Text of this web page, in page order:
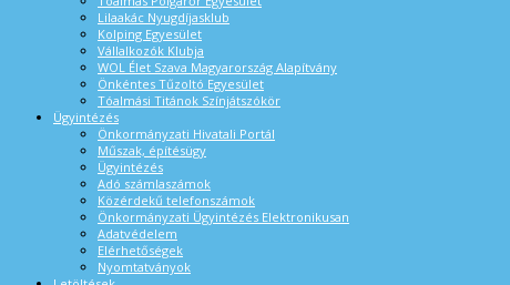
Lilaakác Nyugdíjasklub
Kolping Egyesület
Vállalkozók Klubja
WOL Élet Szava Magyarország Alapítvány
Önkéntes Tűzoltó Egyesület
Tóalmási Titánok Színjátszókör
Ügyintézés
Önkormányzati Hivatali Portál
Műszak, építésügy
Ügyintézés
Adó számlaszámok
Közérdekű telefonszámok
Önkormányzati Ügyintézés Elektronikusan
Adatvédelem
Elérhetőségek
Nyomtatványok